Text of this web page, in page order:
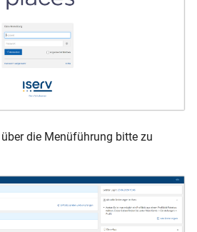
die Menüführung bitte zu